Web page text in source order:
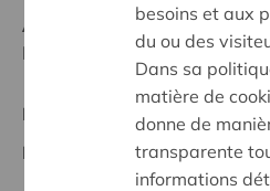
Ambition:
Une société
barrières
Projet régional
Date de début:11/05/2026
besoins et aux
du ou des
Dans sa
matière de
donne de
transparente
informations